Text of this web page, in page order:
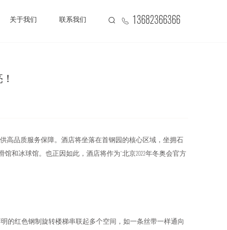
13682366366
关于我们 联系我们
楼梯知识
供高品质服务保障。酒店将坐落在首钢园的核心区域，坐拥石
和冰球馆。也正因如此，酒店将作为“北京2022年冬奥会官方
的红色钢制旋转楼梯串联起多个空间，如一条丝带一样通向